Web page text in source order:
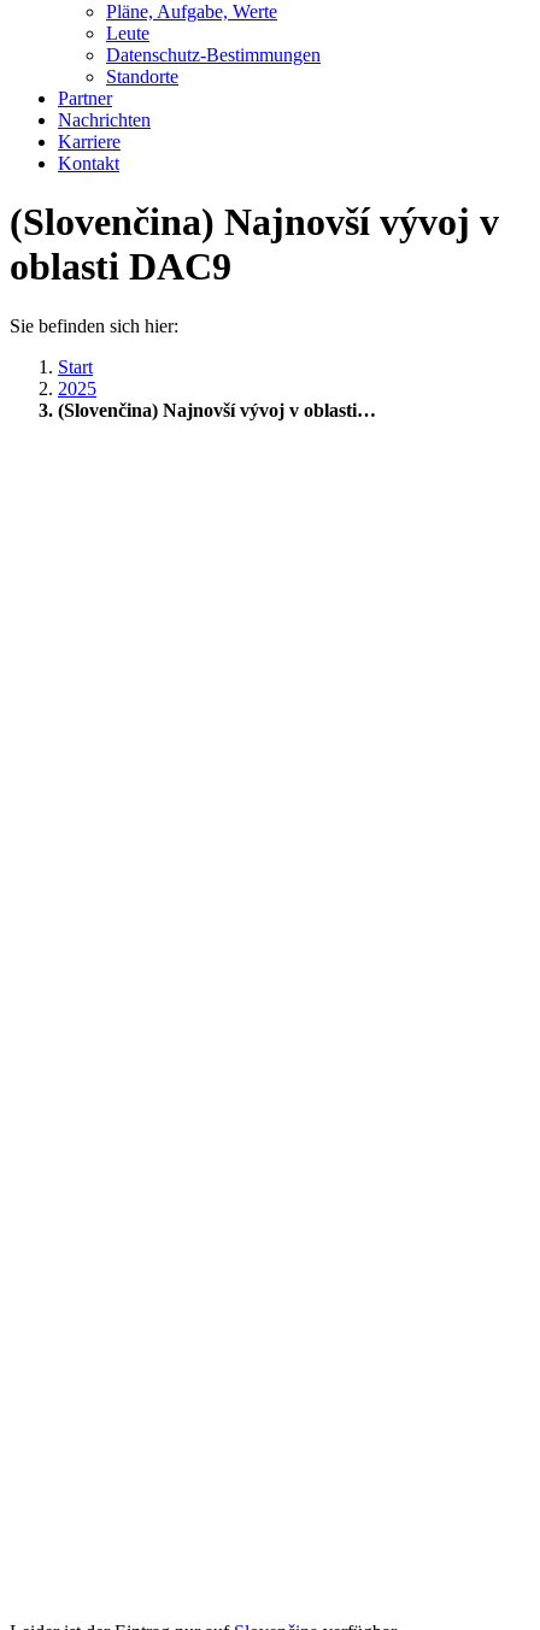
Pläne, Aufgabe, Werte
Leute
Datenschutz-Bestimmungen
Standorte
Partner
Nachrichten
Karriere
Kontakt
(Slovenčina) Najnovší vývoj v
oblasti DAC9
Sie befinden sich hier:
Start
2025
(Slovenčina) Najnovší vývoj v oblasti…